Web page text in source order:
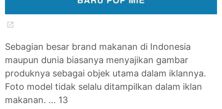
Sebagian besar brand makanan di Indonesia
maupun dunia biasanya menyajikan gambar
produknya sebagai objek utama dalam iklannya.
Foto model tidak selalu ditampilkan dalam iklan
makanan. … 13